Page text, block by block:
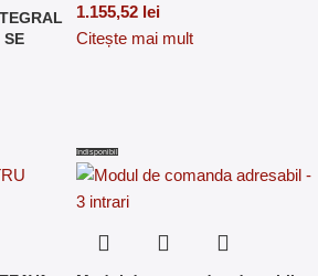
SE
1.155,52 lei
Citește mai mult
Indisponibil